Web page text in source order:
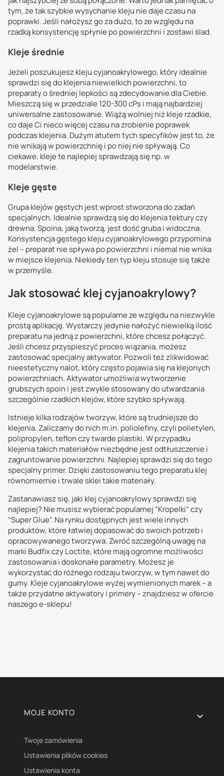
tym, że tak szybkie wysychanie kleju nie daje czasu na
poprawki. Jeśli nałożysz go za dużo, to ze względu na
rzadką konsystencję spłynie po powierzchni i zostawi ślad.
Kleje średnie
Jeżeli poszukujesz kleju cyjanoakrylowego, który idealnie
sprawdzi się do klejenia niewielkich powierzchni, to
preparaty o średniej lepkości są zdecydowanie dla Ciebie.
Mieszczą się w przedziale 120-300 cPs i mają najbardziej
uniwersalne zastosowanie. Wiążą wolniej niż kleje rzadkie,
co daje Ci nieco więcej czasu na zrobienie poprawek
podczas klejenia. Dużym atutem tych specyfików jest to, że
nie wnikają w powierzchnię i po niej nie spływają. Co
ciekawe, kleje te najlepiej sprawdzają się np. w
modelarstwie.
Kleje gęste
Grupa klejów gęstych jest wprost stworzona do zadań
specjalnych. Idealnie sprawdzą się do klejenia tektury czy
drewna. Spoina, jaką tworzą, jest dość gruba i widoczna.
Konsystencja gęstego kleju cyjanoakrylowego przypomina
żel – preparat nie spływa po powierzchni i niemal nie wnika
w miejsce klejenia. Niekiedy ten typ kleju stosuje się także
w przemyśle.
Jak stosować klej cyjanoakrylowy?
Kleje cyjanoakrylowe są popularne ze względu na niezwykle
prostą aplikację. Wystarczy jedynie nałożyć niewielką ilość
preparatu na jedną z powierzchni, które chcesz połączyć.
Jeśli chcesz przyspieszyć proces wiązania, możesz
zastosować specjalny aktywator. Pozwoli też zlikwidować
nieestetyczny nalot, który często pojawia się na klejonych
powierzchniach. Aktywator umożliwia wytworzenie
grubszych spoin i jest zwykle stosowany do utwardzania
szczególnie rzadkich klejów, które szybko spływają.
Istnieje kilka rodzajów tworzyw, które są trudniejsze do
klejenia. Zaliczamy do nich m.in. poliolefiny, czyli polietylen,
polipropylen, teflon czy twarde plastiki. W przypadku
klejenia takich materiałów niezbędne jest odtłuszczenie i
zagruntowanie powierzchni. Najlepiej sprawdzi się do tego
specjalny primer. Dzięki zastosowaniu tego preparatu klej
równomiernie i trwale sklei takie materiały.
Zastanawiasz się, jaki klej cyjanoakrylowy sprawdzi się
najlepiej? Nie musisz wybierać popularnej “Kropelki” czy
“Super Glue”. Na rynku dostępnych jest wiele innych
produktów, które łatwiej dopasować do swoich potrzeb i
opracowywanego tworzywa. Zwróć szczególną uwagę na
marki Budfix czy Loctite, które mają ogromne możliwości
zastosowania i doskonałe parametry. Możesz je
wykorzystać do różnego rodzaju tworzyw, w tym nawet do
gumy. Kleje cyjanoakrylowe wyżej wymienionych marek – a
także przydatne aktywatory i primery – znajdziesz w ofercie
naszego e-sklepu!
Linki w stopce
MOJE KONTO
Twoje zamówienia
Ustawienia plików cookies
Ustawienia konta